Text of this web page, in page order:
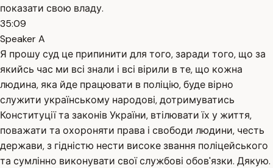
показати свою владу.
35:09
Speaker A
Я прошу суд це припинити для того, заради того, що за
якийсь час ми всі знали і всі вірили в те, що кожна
людина, яка йде працювати в поліцію, буде вірно
служити українському народові, дотримуватись
Конституції та законів України, втілювати їх у життя,
поважати та охороняти права і свободи людини, честь
держави, з гідністю нести високе звання поліцейського
та сумлінно виконувати свої службові обов'язки. Дякую.